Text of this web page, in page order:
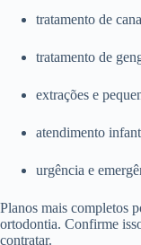
tratamento de
tratamento de
extrações e
atendimento
urgência e
Planos mais completos
ortodontia. Confirme
contratar.